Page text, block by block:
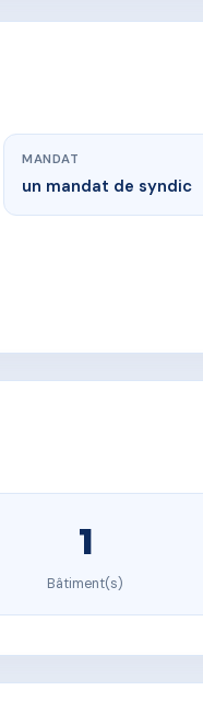
MANDAT
un mandat de syndic
1
Bâtiment(s)